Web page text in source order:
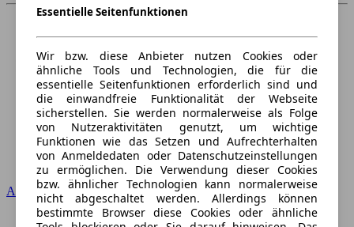
Audi
Essentielle Seitenfunktionen
Wir bzw. diese Anbieter nutzen Cookies oder
ähnliche Tools und Technologien, die für die
essentielle Seitenfunktionen erforderlich sind und
die einwandfreie Funktionalität der Webseite
sicherstellen. Sie werden normalerweise als Folge
von Nutzeraktivitäten genutzt, um wichtige
Funktionen wie das Setzen und Aufrechterhalten
von Anmeldedaten oder Datenschutzeinstellungen
zu ermöglichen. Die Verwendung dieser Cookies
bzw. ähnlicher Technologien kann normalerweise
nicht abgeschaltet werden. Allerdings können
bestimmte Browser diese Cookies oder ähnliche